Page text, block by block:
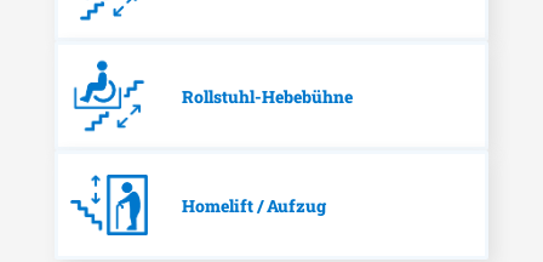
Rollstuhl-Hebebühne
Homelift / Aufzug